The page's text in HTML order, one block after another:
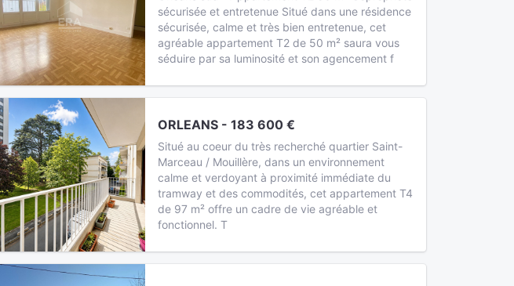
sécurisée et entretenue Situé dans une résidence
sécurisée, calme et très bien entretenue, cet
agréable appartement T2 de 50 m² saura vous
séduire par sa luminosité et son agencement f
ORLEANS - 183 600 €
Situé au coeur du très recherché quartier Saint-
Marceau / Mouillère, dans un environnement
calme et verdoyant à proximité immédiate du
tramway et des commodités, cet appartement T4
de 97 m² offre un cadre de vie agréable et
fonctionnel. T